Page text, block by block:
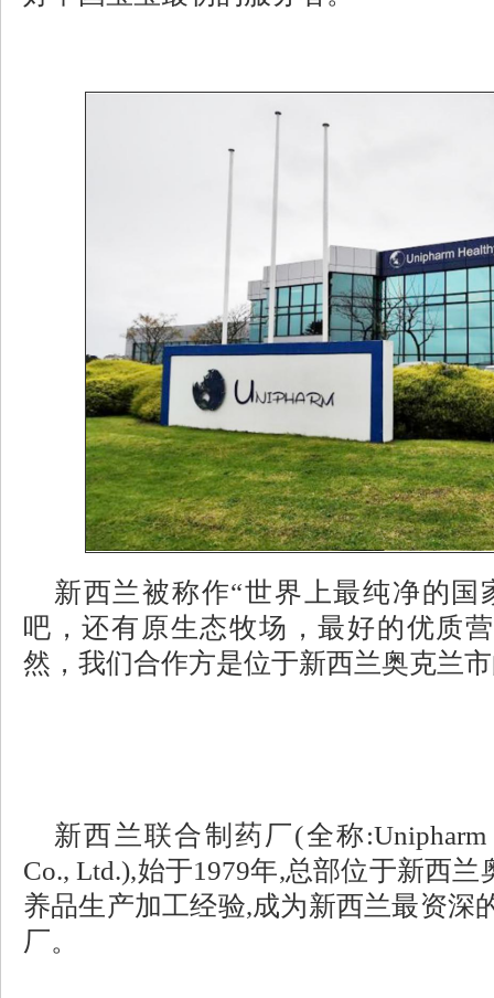
新西兰被称作“世界上最纯净的国
吧，还有原生态牧场，最好的优质
然，我们合作方是位于新西兰奥克兰
新西兰联合制药厂(全称:Unipharm
Co., Ltd.),始于1979年,总部位于新西
养品生产加工经验,成为新西兰最资深
厂。